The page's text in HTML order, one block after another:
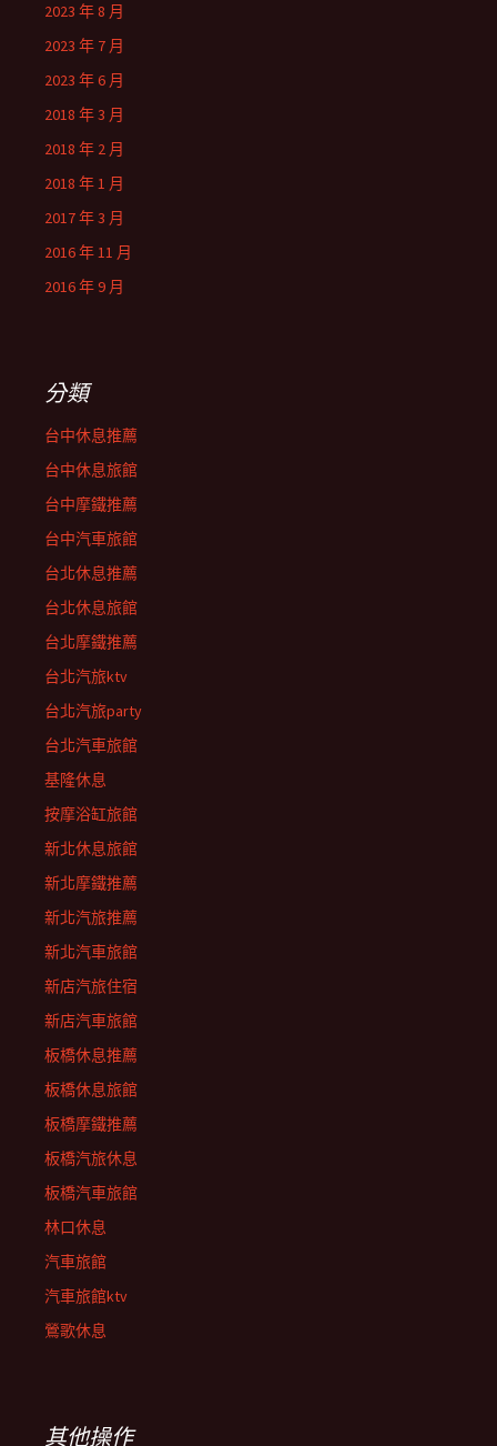
2023 年 8 月
2023 年 7 月
2023 年 6 月
2018 年 3 月
2018 年 2 月
2018 年 1 月
2017 年 3 月
2016 年 11 月
2016 年 9 月
分類
台中休息推薦
台中休息旅館
台中摩鐵推薦
台中汽車旅館
台北休息推薦
台北休息旅館
台北摩鐵推薦
台北汽旅ktv
台北汽旅party
台北汽車旅館
基隆休息
按摩浴缸旅館
新北休息旅館
新北摩鐵推薦
新北汽旅推薦
新北汽車旅館
新店汽旅住宿
新店汽車旅館
板橋休息推薦
板橋休息旅館
板橋摩鐵推薦
板橋汽旅休息
板橋汽車旅館
林口休息
汽車旅館
汽車旅館ktv
鶯歌休息
其他操作